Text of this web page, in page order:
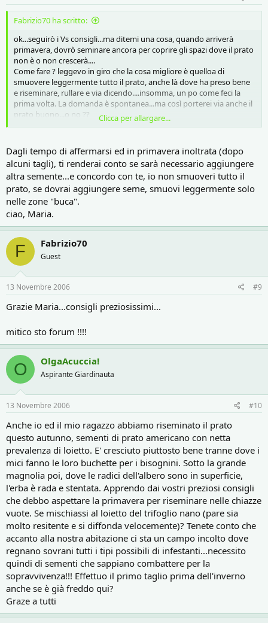
Fabrizio70 ha scritto:
ok...seguirò i Vs consigli...ma ditemi una cosa, quando arriverà
primavera, dovrò seminare ancora per coprire gli spazi dove il prato
non è o non crescerà....
Come fare ? leggevo in giro che la cosa migliore è quelloa di
smuovere leggermente tutto il prato, anche là dove ha preso bene
e riseminare, rullare e via dicendo....insomma, un po come feci la
prima volta. La domanda è spontanea...ma così porterei via anche il
prato buono...o no ??
Insomma...tecniche consigli e trucchetti...tutto ben accettato....
Clicca per allargare...
Dagli tempo di affermarsi ed in primavera inoltrata (dopo
alcuni tagli), ti renderai conto se sarà necessario aggiungere
altra semente...e concordo con te, io non smuoveri tutto il
prato, se dovrai aggiungere seme, smuovi leggermente solo
nelle zone "buca".
ciao, Maria.
F Fabrizio70
Guest
13 Novembre 2006 #9
Grazie Maria...consigli preziosissimi...
mitico sto forum !!!!
O OlgaAcuccia!
Aspirante Giardinauta
13 Novembre 2006 #10
Anche io ed il mio ragazzo abbiamo riseminato il prato
questo autunno, sementi di prato americano con netta
prevalenza di loietto. E' cresciuto piuttosto bene tranne dove i
mici fanno le loro buchette per i bisognini. Sotto la grande
magnolia poi, dove le radici dell'albero sono in superficie,
l'erba è rada e stentata. Apprendo dai vostri preziosi consigli
che debbo aspettare la primavera per riseminare nelle chiazze
vuote. Se mischiassi al loietto del trifoglio nano (pare sia
molto resitente e si diffonda velocemente)? Tenete conto che
accanto alla nostra abitazione ci sta un campo incolto dove
regnano sovrani tutti i tipi possibili di infestanti...necessito
quindi di sementi che sappiano combattere per la
sopravvivenza!!! Effettuo il primo taglio prima dell'inverno
anche se è già freddo qui?
Graze a tutti